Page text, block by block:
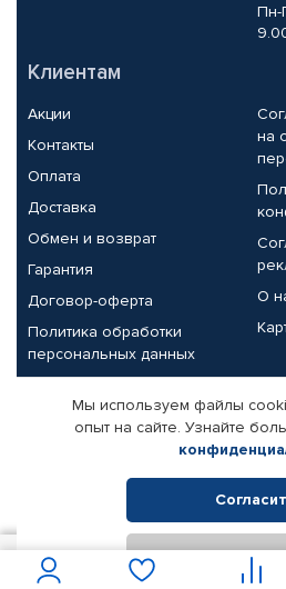
Пн-
Клиентам
Акции
Контакты
Оплата
Доставка
Обмен и возврат
Гарантия
Договор-оферта
Политика обработки
персональных данных
на
О
Партнерам
Корпоративным клиентам
Поставщикам
© КАМАЗ ЦЕНТР ДОНЕЦК, 2015-2026.
Интернет-магазин автомобильных
Мы используем файлы
опыт на сайте. Узнайте